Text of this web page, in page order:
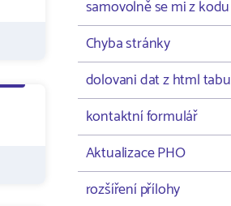
samovolně se mi z
Chyba stránky
dolovani dat z html
kontaktní formulář
Aktualizace PHO
rozšíření přílohy